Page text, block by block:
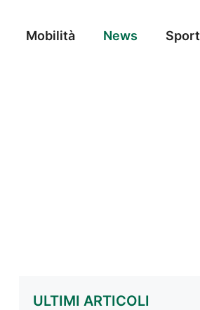
Mobilità News Sport
ULTIMI ARTICOLI